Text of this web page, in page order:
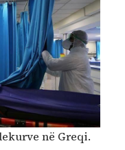
në Greqi.